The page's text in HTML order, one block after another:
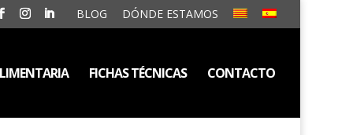
BLOG DÓNDE ESTAMOS
FICHAS TÉCNICAS CONTACTO